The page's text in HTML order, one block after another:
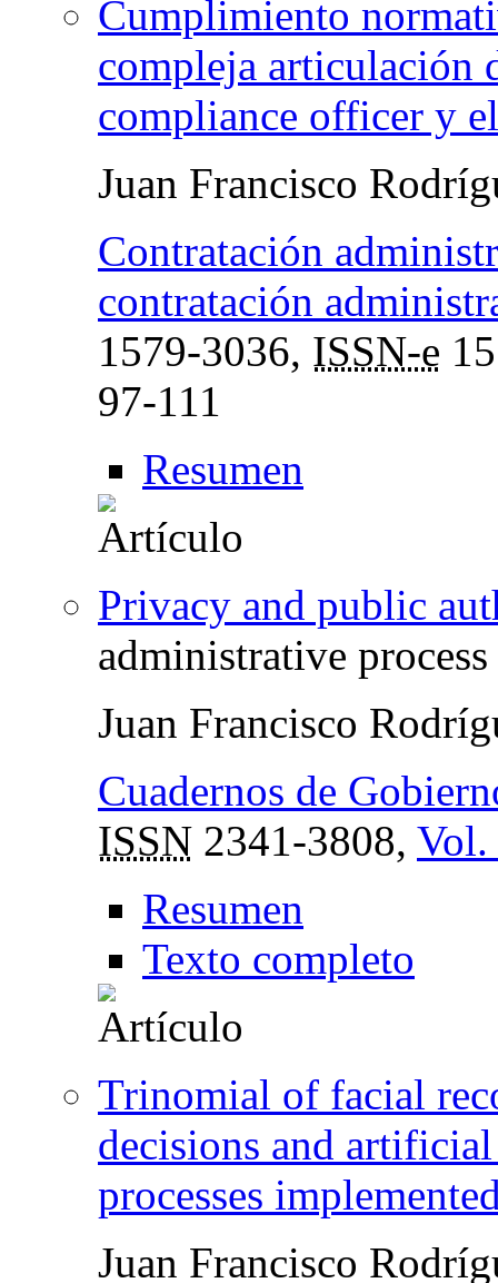
Cumplimiento
compleja articulación
compliance officer y
Juan Francisco
Contratación
contratación
1579-3036, ISSN-e
97-111
Resumen
Privacy and public
administrative process
Juan Francisco
Cuadernos de
ISSN 2341-3808, Vol.
Resumen
Texto completo
Trinomial of facial
decisions and
processes
Juan Francisco